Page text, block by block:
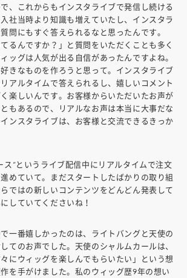
、これからもインスタライブで発信し続ける
社当時より知識も増えていたし、インスタラ
問にもすぐ答えられるなと思ったんです。
てるんですか？」と質問をいただくことも多く
ッグは人気が出る自信があったんですよね。
きなものを作ろうと思って。インスタライブ
アルタイムで答えられるし、嬉しいコメント
楽しいんです。お客様からいただいたお声が
もあるので、リアルなお声は本当に大事だな
ンスタライブは、お客様と交流できるきっか
ス”というライブ配信中にリアルタイムで注文
めていて。まだスタートしたばかりの取り組
ではの新しいコンテンツをどんどん発表して
していてくださいね！
一番嬉しかったのは、ライトバングと天使の
てのお声でした。天使のシャルムカールは、
々にウィッグを楽しんでもらいたい」という想
を手がけました。私のウィッグ歴9年の想い